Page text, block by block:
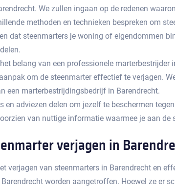
We zullen ingaan op de redenen
methoden en technieken bespreken om
dat steenmarters je woning of eigendommen
belang van een professionele
om de steenmarter effectief te verjagen.​
een marterbestrijdingsbedrijf in Barendrecht.​
en adviezen delen om jezelf te beschermen
van nuttige informatie waarmee je aan
verjagen in
verjagen van steenmarters in Barendrecht en
worden aangetroffen.​ Hoewel ze er